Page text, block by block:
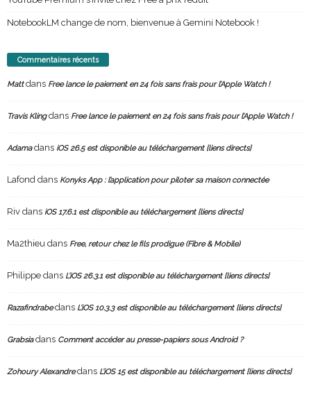
NotebookLM change de nom, bienvenue à Gemini Notebook !
Commentaires récents
Mattdans Free lance le paiement en 24 fois sans frais pour l’Apple Watch !
Travis Klingdans Free lance le paiement en 24 fois sans frais pour l’Apple Watch !
Adamadans iOS 26.5 est disponible au téléchargement [liens directs]
Lafond dans Konyks App : l’application pour piloter sa maison connectée
Riv dans iOS 17.6.1 est disponible au téléchargement [liens directs]
Ma2thieu dans Free, retour chez le fils prodigue (Fibre & Mobile)
Philippe dans L’iOS 26.3.1 est disponible au téléchargement [liens directs]
Razafindrabedans L’iOS 10.3.3 est disponible au téléchargement [liens directs]
Grabsiadans Comment accéder au presse-papiers sous Android ?
Zohoury Alexandredans L’iOS 15 est disponible au téléchargement [liens directs]